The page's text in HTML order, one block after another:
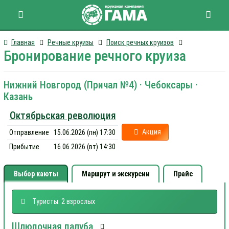
Главная Речные круизы Поиск речных круизов
Бронирование речного круиза
Нижний Новгород (Причал №4) · Чебоксары ·
Казань
Октябрьская революция
Отправление
15.06.2026 (пн) 17:30
Прибытие
16.06.2026 (вт) 14:30
Акция
Выбор каюты Маршрут и экскурсии Прайс
Туристы: 2 взрослых